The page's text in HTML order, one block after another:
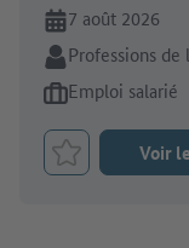
En ligne depuis:
7 août 2026
Secteur:
Professions
Type d'offre
Emploi salarié
Retenir le job
Voir